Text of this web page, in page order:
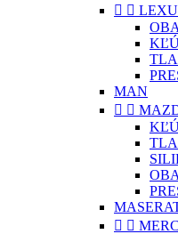
 
MAN
 
 